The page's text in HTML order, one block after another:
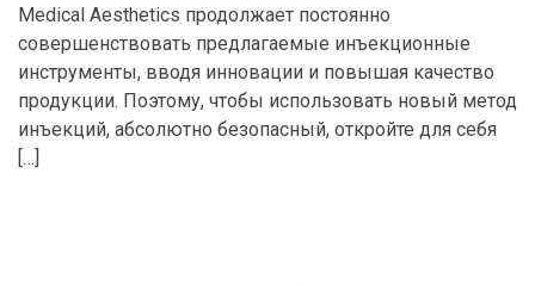
Medical Aesthetics продолжает постоянно
совершенствовать предлагаемые инъекционные
инструменты, вводя инновации и повышая качество
продукции. Поэтому, чтобы использовать новый метод
инъекций, абсолютно безопасный, откройте для себя
[…]